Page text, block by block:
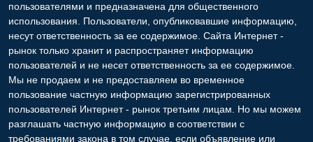
пользователями и предназначена для общественного
использования. Пользователи, опубликовавшие информацию,
несут ответственность за ее содержимое. Сайта Интернет -
рынок только хранит и распространяет информацию
пользователей и не несет ответственность за ее содержимое.
Мы не продаем и не предоставляем во временное
пользование частную информацию зарегистрированных
пользователей Интернет - рынок третьим лицам. Но мы можем
разглашать частную информацию в соответствии с
требованиями закона в том случае, если объявление или